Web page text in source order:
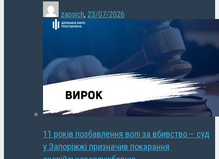
zapsich, 23/07/2026
11 років позбавлення волі за вбивство – суд
у Запоріжжі призначив покарання